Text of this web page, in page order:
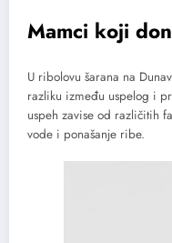
Mamci koji
U ribolovu šarana na
razliku između uspelog i
uspeh zavise od različitih
vode i ponašanje ribe.